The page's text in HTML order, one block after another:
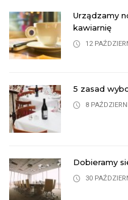
Urządzamy
kawiarnię
12
5 zasad
8
Dobieramy
30